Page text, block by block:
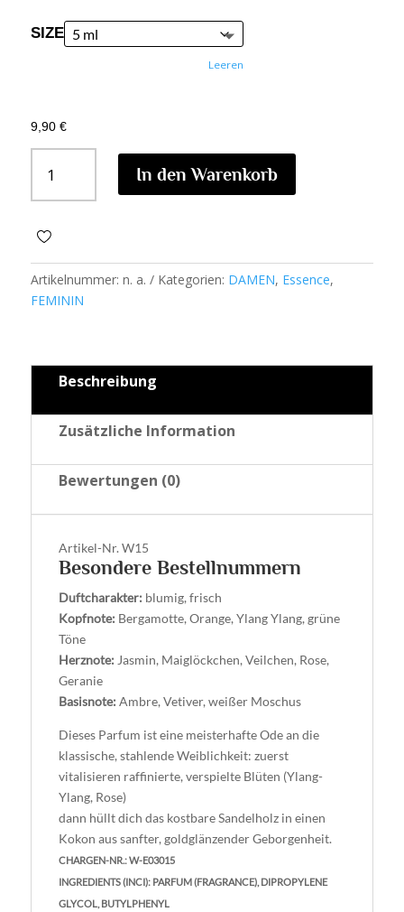
SIZE
Leeren
9,90 €
ESSENCE
W15
In den Warenkorb
Artikelnummer: n. a. Kategorien: DAMEN, Essence,
FEMININ
Beschreibung
Zusätzliche Information
Bewertungen (0)
Artikel-Nr. W15
Besondere Bestellnummern
Duftcharakter: blumig, frisch
Kopfnote: Bergamotte, Orange, Ylang Ylang, grüne
Töne
Herznote: Jasmin, Maiglöckchen, Veilchen, Rose,
Geranie
Basisnote: Ambre, Vetiver, weißer Moschus
Dieses Parfum ist eine meisterhafte Ode an die
klassische, stahlende Weiblichkeit: zuerst
vitalisieren raffinierte, verspielte Blüten (Ylang-
Ylang, Rose)
dann hüllt dich das kostbare Sandelholz in einen
Kokon aus sanfter, goldglänzender Geborgenheit.
CHARGEN-NR.: W-E03015
INGREDIENTS (INCI): PARFUM (FRAGRANCE), DIPROPYLENE
GLYCOL, BUTYLPHENYL